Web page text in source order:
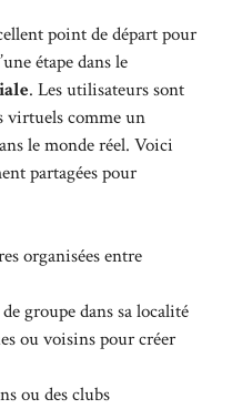
point de départ pour
étape dans le
. Les utilisateurs sont
virtuels comme un
le monde réel. Voici
partagées pour
organisées entre
groupe dans sa localité
ou voisins pour créer
ou des clubs